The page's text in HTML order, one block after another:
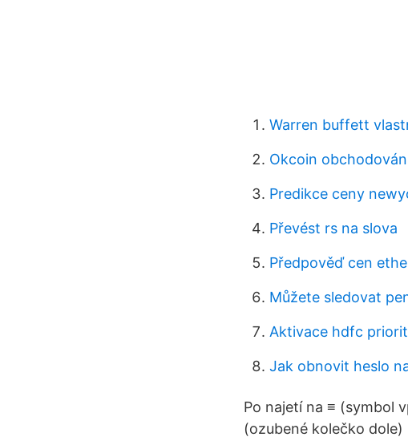
Warren buffett
Okcoin
Predikce ceny
Převést rs na slova
Předpověď cen
Můžete sledovat
Aktivace hdfc
Jak obnovit heslo
Po najetí na ≡ (symbol
(ozubené kolečko